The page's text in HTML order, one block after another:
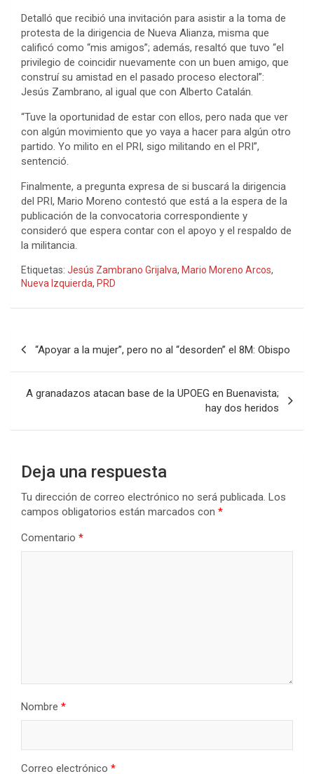
Detalló que recibió una invitación para asistir a la toma de
protesta de la dirigencia de Nueva Alianza, misma que
calificó como “mis amigos”; además, resaltó que tuvo “el
privilegio de coincidir nuevamente con un buen amigo, que
construí su amistad en el pasado proceso electoral”:
Jesús Zambrano, al igual que con Alberto Catalán.
“Tuve la oportunidad de estar con ellos, pero nada que ver
con algún movimiento que yo vaya a hacer para algún otro
partido. Yo milito en el PRI, sigo militando en el PRI”,
sentenció.
Finalmente, a pregunta expresa de si buscará la dirigencia
del PRI, Mario Moreno contestó que está a la espera de la
publicación de la convocatoria correspondiente y
consideró que espera contar con el apoyo y el respaldo de
la militancia.
Etiquetas: Jesús Zambrano Grijalva, Mario Moreno Arcos,
Nueva Izquierda, PRD
“Apoyar a la mujer”, pero no al “desorden” el 8M: Obispo
A granadazos atacan base de la UPOEG en Buenavista;
hay dos heridos
Deja una respuesta
Tu dirección de correo electrónico no será publicada. Los
campos obligatorios están marcados con *
Comentario *
Nombre *
Correo electrónico *